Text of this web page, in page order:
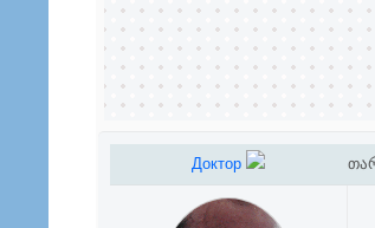
Доктор